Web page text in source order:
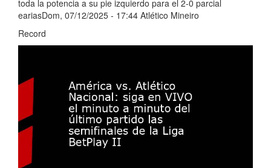
toda la potencia a su pie izquierdo para el 2-0 parcial
eariasDom, 07/12/2025 - 17:44 Atlético Mineiro
Record